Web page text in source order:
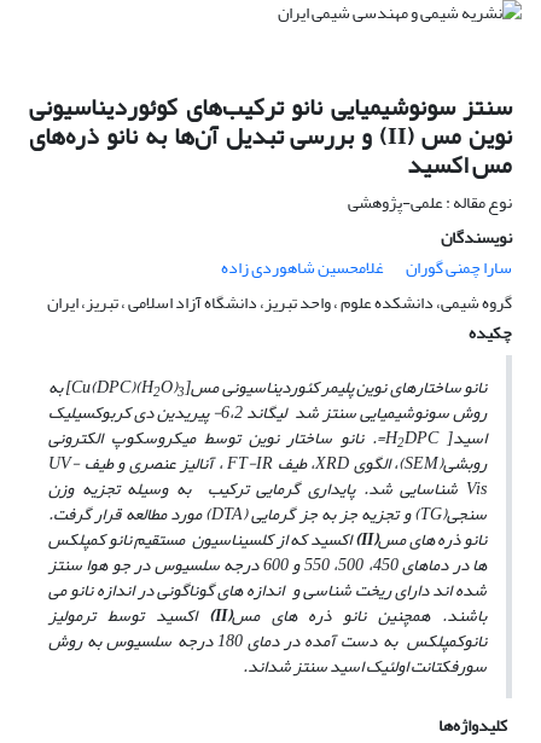
سنتز سونوشیمیایی نانو ترکیب‌های کوئوردیناسیونی
نوین مس (II) و بررسی تبدیل آن‌ها به نانو ذره‌های
مس اکسید
نوع مقاله : علمی-پژوهشی
نویسندگان
سارا چمنی گوران
غلامحسین شاهوردی زاده
گروه شیمی، دانشکده علوم ، واحد تبریز، دانشگاه آزاد اسلامی ، تبریز، ایران
چکیده
نانو ساختارهای نوین پلیمر کئوردیناسیونی مس[Cu(DPC)(H
2O)3
]به
روش سونوشیمیایی سنتز شد لیگاند6،2- پیریدین دی کربوکسیلیک
اسید[
H
2DPC= . نانو ساختار نوین توسط میکروسکوپ الکترونی
روبشی(SEM)،الگویXRD، طیفFT-IR، آنالیز عنصری و طیفUV-
Vis شناسایی شد. پایداری گرمایی ترکیب به­ وسیله تجزیه وزن
سنجی(TG) و تجزیه جز به جز گرمایی(DTA) مورد مطالعه قرار گرفت.
نانو ذره­ هایمس(II) اکسیدکهاز کلسیناسیون مستقیم نانو کمپلکس
­ها در دماهای 450، 500، 550 و 600 درجه سلسیوس در جو هوا سنتز
شده ­اند دارای ریخت شناسی و اندازه­ های گوناگونی در اندازه نانو می
باشند. همچنین نانو ذره­ هایمس(II) اکسیدتوسط ترمولیز
نانوکمپلکس به­ دست آمده در دمای 180 درجه سلسیوس به روش
سورفکتانت اولئیک اسید سنتز شداند.
کلیدواژه‌ها